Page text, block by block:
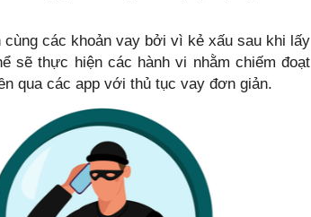
các khoản vay bởi vì kẻ xấu sau khi lấy
sẽ thực hiện các hành vi nhằm chiếm đoạt
qua các app với thủ tục vay đơn giản.